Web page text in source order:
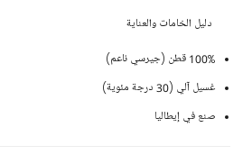
دليل الخامات والعناية
100% قطن (جيرسي ناعم)
غسيل آلي (30 درجة مئوية)
صنع في إيطاليا